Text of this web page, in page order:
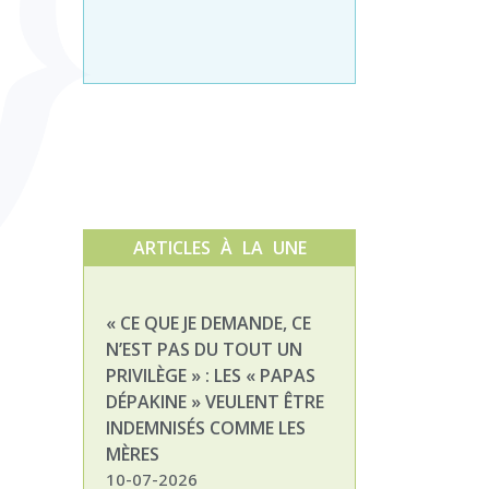
ARTICLES À LA UNE
« CE QUE JE DEMANDE, CE
N’EST PAS DU TOUT UN
PRIVILÈGE » : LES « PAPAS
DÉPAKINE » VEULENT ÊTRE
INDEMNISÉS COMME LES
MÈRES
10-07-2026